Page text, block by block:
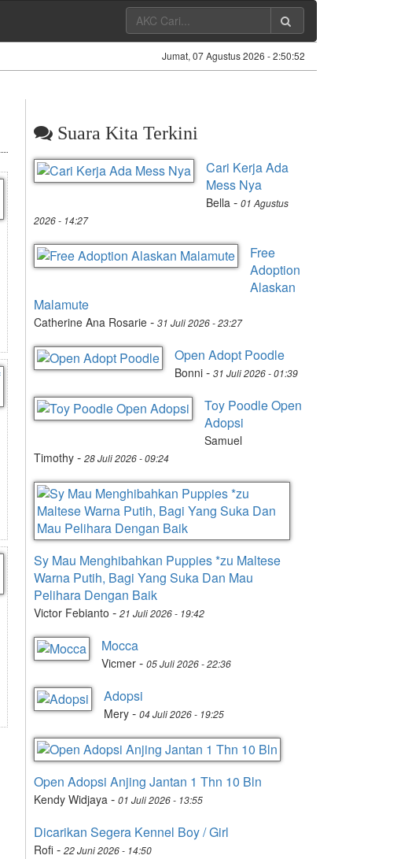
Jumat, 07 Agustus 2026 -2:50:53
Suara Kita Terkini
Cari Kerja Ada
Mess Nya
Bella - 01 Agustus
2026 - 14:27
Free
Adoption
Alaskan
Malamute
Catherine Ana Rosarie - 31 Juli 2026 - 23:27
Open Adopt Poodle
Bonni - 31 Juli 2026 - 01:39
Toy Poodle Open
Adopsi
Samuel
Timothy - 28 Juli 2026 - 09:24
Sy Mau Menghibahkan Puppies *zu Maltese
Warna Putih, Bagi Yang Suka Dan Mau
Pelihara Dengan Baik
Victor Febianto - 21 Juli 2026 - 19:42
Mocca
Vicmer - 05 Juli 2026 - 22:36
Adopsi
Mery - 04 Juli 2026 - 19:25
Open Adopsi Anjing Jantan 1 Thn 10 Bln
Kendy Widjaya - 01 Juli 2026 - 13:55
Dicarikan Segera Kennel Boy / Girl
Rofi - 22 Juni 2026 - 14:50